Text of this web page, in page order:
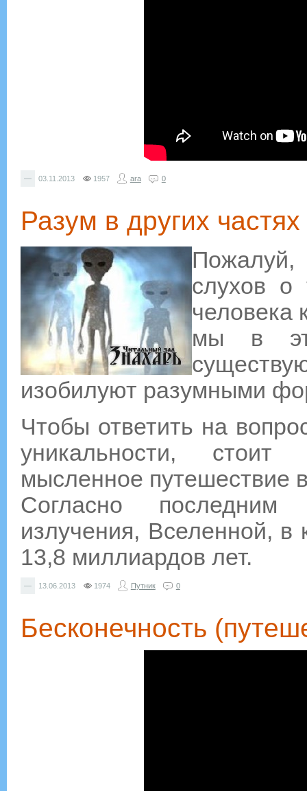
— 03.11.2013 1957 ara 0
Разум в других
Пожалуй,
слухов о
человека
мы в
изобилуют разумными
Чтобы ответить на
уникальности,
мысленное путешествие
Согласно последним
излучения, Вселенной,
13,8 миллиардов лет.
— 13.06.2013 1974 Путник 0
Бесконечность